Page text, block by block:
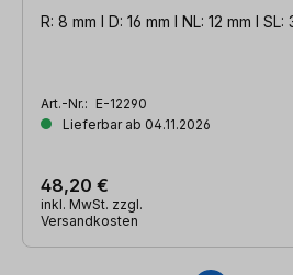
R: 8 mm l D: 16 mm l NL: 12 mm l SL:
Art.-Nr.: E-12290
Lieferbar ab 04.11.2026
48,20 €
inkl. MwSt. zzgl.
Versandkosten